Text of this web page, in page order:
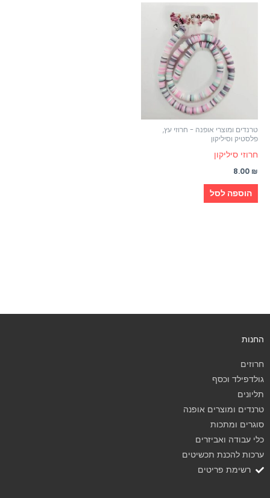
טרנדים ומוצרי אופנה - חרוזי עץ,
פלסטיק וסיליקון
חרוזי סיליקון
8.00 ₪
הוספה לסל
החנות
חרוזים
גולדפילד וכסף
תליונים
טרנדים ומוצרים אופנה
סוגרים ומתכות
כלי עבודה ואביזרים
ערכות להכנת תכשיטים
רשימת פריטים